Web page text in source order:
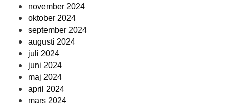
november 2024
oktober 2024
september 2024
augusti 2024
juli 2024
juni 2024
maj 2024
april 2024
mars 2024